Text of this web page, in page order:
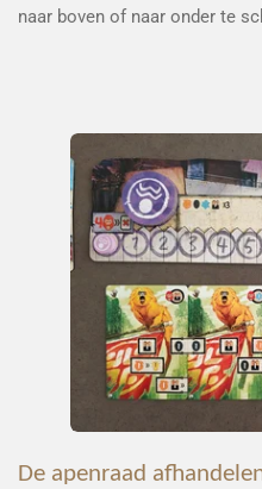
naar boven of naar onder te
De apenraad